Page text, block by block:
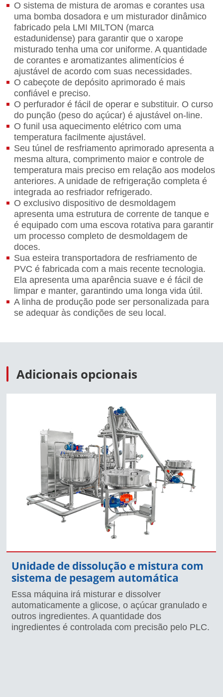
O sistema de mistura de aromas e corantes usa
uma bomba dosadora e um misturador dinâmico
fabricado pela LMI MILTON (marca
estadunidense) para garantir que o xarope
misturado tenha uma cor uniforme. A quantidade
de corantes e aromatizantes alimentícios é
ajustável de acordo com suas necessidades.
O cabeçote de depósito aprimorado é mais
confiável e preciso.
O perfurador é fácil de operar e substituir. O curso
do punção (peso do açúcar) é ajustável on-line.
O funil usa aquecimento elétrico com uma
temperatura facilmente ajustável.
Seu túnel de resfriamento aprimorado apresenta a
mesma altura, comprimento maior e controle de
temperatura mais preciso em relação aos modelos
anteriores. A unidade de refrigeração completa é
integrada ao resfriador refrigerado.
O exclusivo dispositivo de desmoldagem
apresenta uma estrutura de corrente de tanque e
é equipado com uma escova rotativa para garantir
um processo completo de desmoldagem de
doces.
Sua esteira transportadora de resfriamento de
PVC é fabricada com a mais recente tecnologia.
Ela apresenta uma aparência suave e é fácil de
limpar e manter, garantindo uma longa vida útil.
A linha de produção pode ser personalizada para
se adequar às condições de seu local.
Adicionais opcionais
Unidade de dissolução e mistura com
sistema de pesagem automática
Essa máquina irá misturar e dissolver
automaticamente a glicose, o açúcar granulado e
outros ingredientes. A quantidade dos
ingredientes é controlada com precisão pelo PLC.